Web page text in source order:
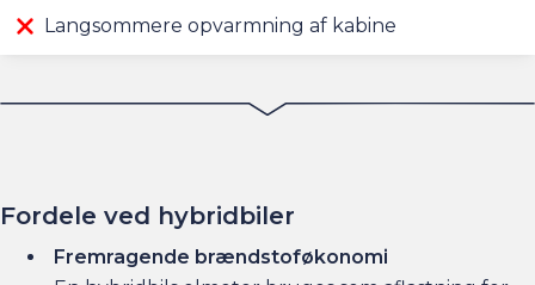
Langsommere opvarmning af kabine
Fordele ved hybridbiler
Fremragende brændstoføkonomi